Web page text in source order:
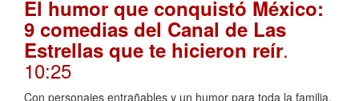
El humor que conquistó México:
9 comedias del Canal de Las
Estrellas que te hicieron reír.
10:25
Con personajes entrañables y un humor para toda la familia,